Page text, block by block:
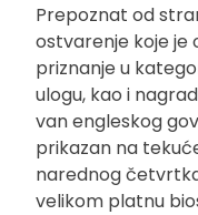
Prepoznat od
ostvarenje koje je
priznanje u
ulogu, kao i
van engleskog
prikazan na
narednog
velikom platnu